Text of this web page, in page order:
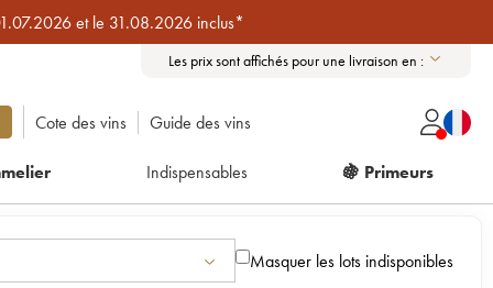
et le 31.08.2026 inclus*
Les prix sont affichés pour une livraison en :
Cote des vins Guide des vins
Indispensables 🍇 Primeurs
Masquer les lots indisponibles